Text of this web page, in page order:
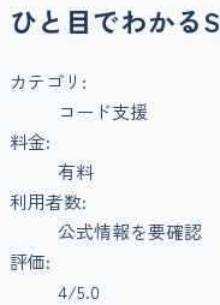
ひと目でわかる
カテゴリ:
コード支援
料金:
有料
利用者数:
公式情報を要確認
評価:
4/5.0